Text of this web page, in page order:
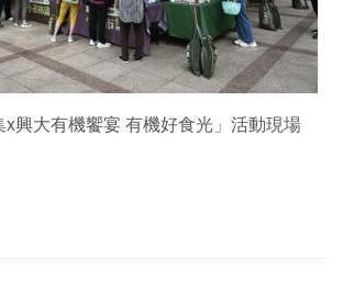
x興大有機饗宴 有機好食光」活動現場